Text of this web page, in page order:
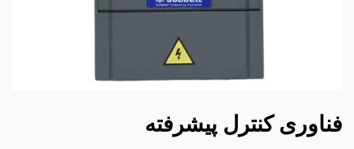
فناوری کنترل پیشرفته